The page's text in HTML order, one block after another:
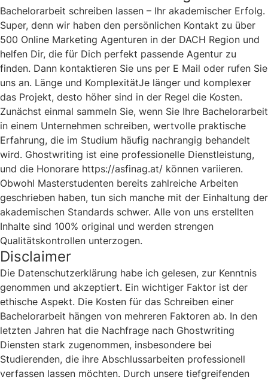
Bachelorarbeit schreiben lassen – Ihr akademischer Erfolg.
Super, denn wir haben den persönlichen Kontakt zu über
500 Online Marketing Agenturen in der DACH Region und
helfen Dir, die für Dich perfekt passende Agentur zu
finden. Dann kontaktieren Sie uns per E Mail oder rufen Sie
uns an. Länge und KomplexitätJe länger und komplexer
das Projekt, desto höher sind in der Regel die Kosten.
Zunächst einmal sammeln Sie, wenn Sie Ihre Bachelorarbeit
in einem Unternehmen schreiben, wertvolle praktische
Erfahrung, die im Studium häufig nachrangig behandelt
wird. Ghostwriting ist eine professionelle Dienstleistung,
und die Honorare https://asfinag.at/ können variieren.
Obwohl Masterstudenten bereits zahlreiche Arbeiten
geschrieben haben, tun sich manche mit der Einhaltung der
akademischen Standards schwer. Alle von uns erstellten
Inhalte sind 100% original und werden strengen
Qualitätskontrollen unterzogen.
Disclaimer
Die Datenschutzerklärung habe ich gelesen, zur Kenntnis
genommen und akzeptiert. Ein wichtiger Faktor ist der
ethische Aspekt. Die Kosten für das Schreiben einer
Bachelorarbeit hängen von mehreren Faktoren ab. In den
letzten Jahren hat die Nachfrage nach Ghostwriting
Diensten stark zugenommen, insbesondere bei
Studierenden, die ihre Abschlussarbeiten professionell
verfassen lassen möchten. Durch unsere tiefgreifenden